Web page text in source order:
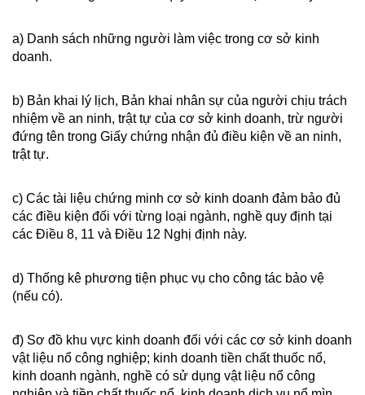
a) Danh sách những người làm việc trong cơ sở kinh
doanh.
b) Bản khai lý lịch, Bản khai nhân sự của người chịu trách
nhiệm về an ninh, trật tự của cơ sở kinh doanh, trừ người
đứng tên trong Giấy chứng nhận đủ điều kiện về an ninh,
trật tự.
c) Các tài liệu chứng minh cơ sở kinh doanh đảm bảo đủ
các điều kiện đối với từng loại ngành, nghề quy định tại
các Điều 8, 11 và Điều 12 Nghị định này.
d) Thống kê phương tiện phục vụ cho công tác bảo vệ
(nếu có).
đ) Sơ đồ khu vực kinh doanh đối với các cơ sở kinh doanh
vật liệu nổ công nghiệp; kinh doanh tiền chất thuốc nổ,
kinh doanh ngành, nghề có sử dụng vật liệu nổ công